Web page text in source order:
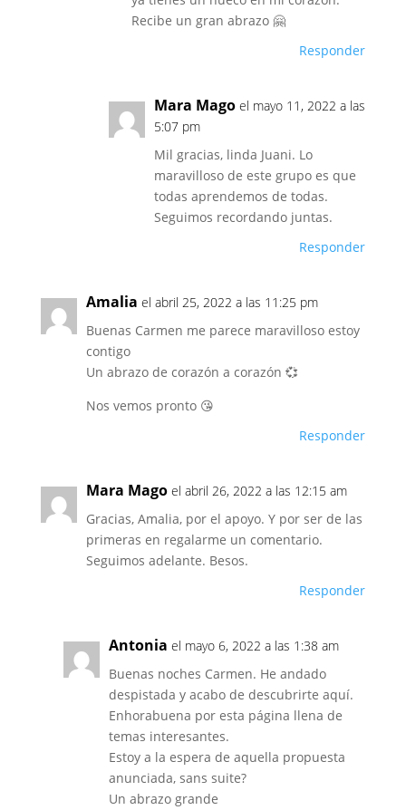
Recibe un gran abrazo 🤗
Responder
Mara Mago el mayo 11, 2022 a las
5:07 pm
Mil gracias, linda Juani. Lo
maravilloso de este grupo es que
todas aprendemos de todas.
Seguimos recordando juntas.
Responder
Amalia el abril 25, 2022 a las 11:25 pm
Buenas Carmen me parece maravilloso estoy
contigo
Un abrazo de corazón a corazón 💞
Nos vemos pronto 😘
Responder
Mara Mago el abril 26, 2022 a las 12:15 am
Gracias, Amalia, por el apoyo. Y por ser de las
primeras en regalarme un comentario.
Seguimos adelante. Besos.
Responder
Antonia el mayo 6, 2022 a las 1:38 am
Buenas noches Carmen. He andado
despistada y acabo de descubrirte aquí.
Enhorabuena por esta página llena de
temas interesantes.
Estoy a la espera de aquella propuesta
anunciada, sans suite?
Un abrazo grande